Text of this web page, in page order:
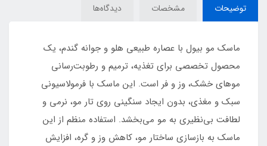
توضیحات مشخصات دیدگاه‌ها
ماسک مو بیول با عصاره طبیعی هلو و جوانه گندم، یک
محصول تخصصی برای تغذیه، ترمیم و رطوبت‌رسانی
موهای خشک، وز و فر است. این ماسک با فرمولاسیونی
سبک و مغذی، بدون ایجاد سنگینی روی تار مو، نرمی و
لطافت بی‌نظیری به مو می‌بخشد. استفاده منظم از این
ماسک به بازسازی ساختار مو، کاهش وز و گره، افزایش